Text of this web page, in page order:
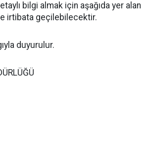
bilgi almak için aşağıda yer alan
irtibata geçilebilecektir.
duyurulur.